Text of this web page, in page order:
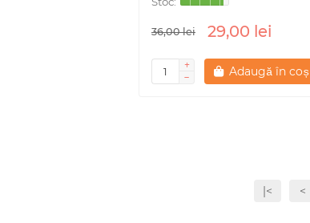
36,00 lei 29,00 lei
Adaugă în coș
|< <